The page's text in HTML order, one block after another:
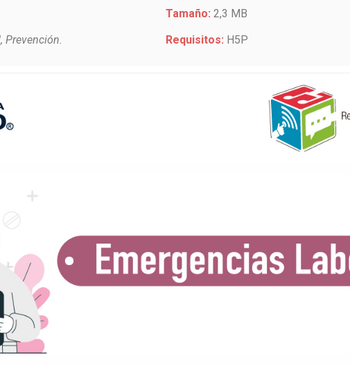
Prevención.
Tamaño: 2,3 MB
Requisitos: H5P